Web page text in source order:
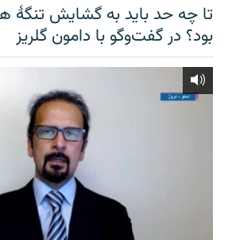
تا چه حد باید به گشایش تنگهٔ
بود؟ در گفت‌وگو با دامون گلریز